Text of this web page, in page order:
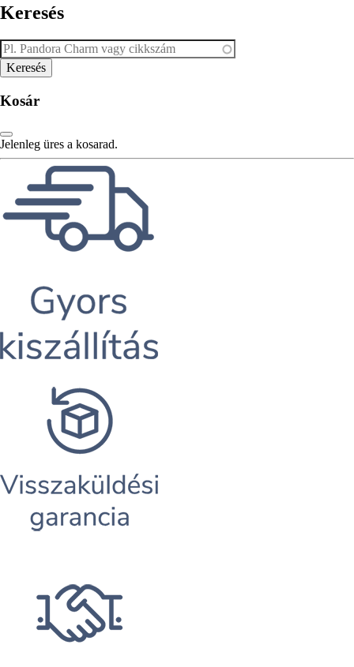
Keresés
Kosár
Jelenleg üres a kosarad.